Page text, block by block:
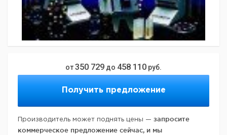
от350 729 до 458 110 руб.
Получить предложение
Производитель может поднять цены — запросите
коммерческое предложение сейчас, и мы